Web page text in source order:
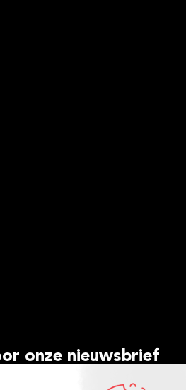
onze nieuwsbrief